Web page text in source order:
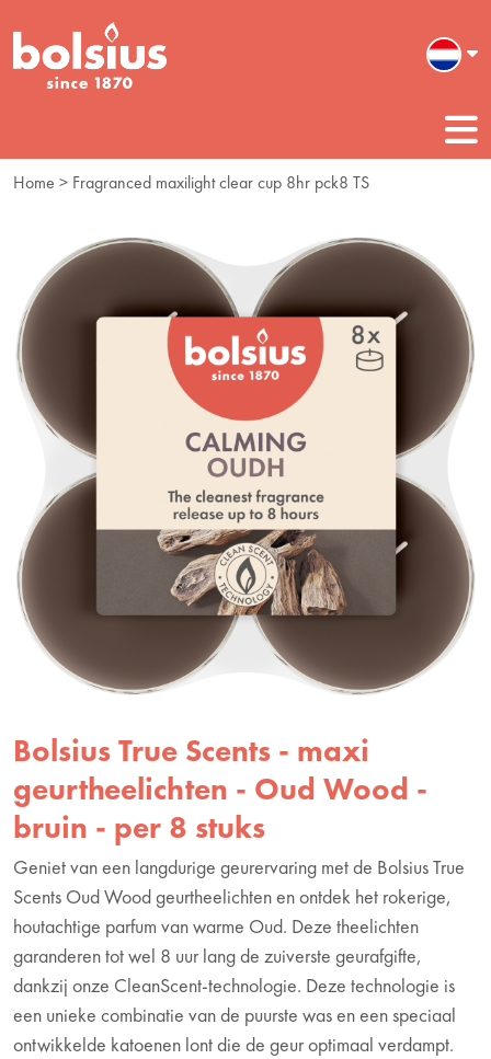
Home > Fragranced maxilight clear cup 8hr pck8 TS
Bolsius True Scents - maxi
geurtheelichten - Oud Wood -
bruin - per 8 stuks
Geniet van een langdurige geurervaring met de Bolsius True
Scents Oud Wood geurtheelichten en ontdek het rokerige,
houtachtige parfum van warme Oud. Deze theelichten
garanderen tot wel 8 uur lang de zuiverste geurafgifte,
dankzij onze CleanScent-technologie. Deze technologie is
een unieke combinatie van de puurste was en een speciaal
ontwikkelde katoenen lont die de geur optimaal verdampt.